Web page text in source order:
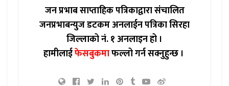
जन प्रभाब साप्ताहिक पत्रिकाद्वारा संचालित
जनप्रभाबन्युज डटकम अनलाईन पत्रिका सिरहा
जिल्लाको नं. १ अनलाइन हो ।
हामीलाईफेसबुकमाफल्लो गर्न सक्नुहुन्छ ।